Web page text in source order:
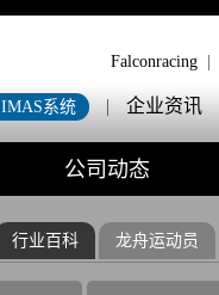
Falconracing
IMAS系统 | 企业资讯
公司动态
行业百科 龙舟运动员